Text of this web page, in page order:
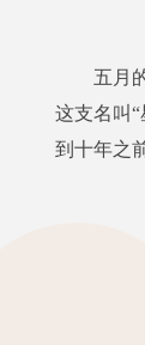
五月
这支名叫
到十年之